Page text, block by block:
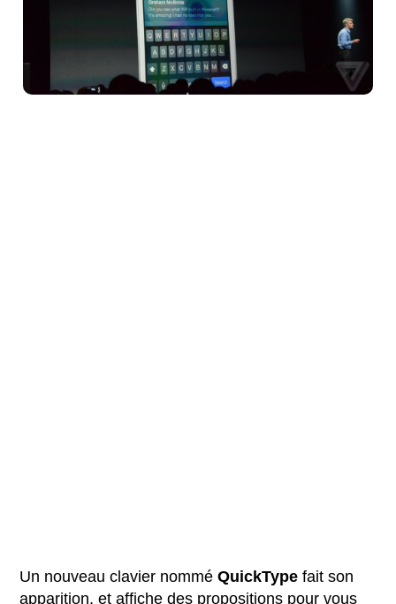
Un nouveau clavier nomméQuickType fait son
apparition, et affiche des propositions pour vous